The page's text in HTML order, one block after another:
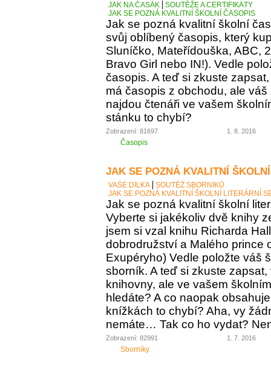
JAK NA ČASÁK
SOUTĚŽE A CERTIFIKÁTY
JAK SE POZNÁ KVALITNÍ ŠKOLNÍ ČASOPIS
Jak se pozná kvalitní školní
svůj oblíbený časopis, který
Sluníčko, Mateřídouška, ABC,
Bravo Girl nebo IN!). Vedle
časopis. A teď si zkuste
má časopis z obchodu, ale
najdou čtenáři ve vašem
stánku to chybí?
Zobrazení: 81697 1. 8. 2016
Časopis
JAK SE POZNÁ KVALITNÍ
VAŠE DÍLKA
SOUTĚŽ SBORNÍKŮ
JAK SE POZNÁ KVALITNÍ ŠKOLNÍ LITERÁRNÍ
Jak se pozná kvalitní školní
Vyberte si jakékoliv dvě knihy
jsem si vzal knihu Richarda
dobrodružství a Malého prince
Exupéryho) Vedle položte váš
sborník. A teď si zkuste
knihovny, ale ve vašem
hledáte? A co naopak
knížkách to chybí? Aha, vy
nemáte… Tak co ho vydat?
Zobrazení: 82991 1. 7. 2016
Sborníky